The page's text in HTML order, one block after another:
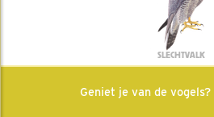
SLECHTVALK
Geniet je van de vogels?